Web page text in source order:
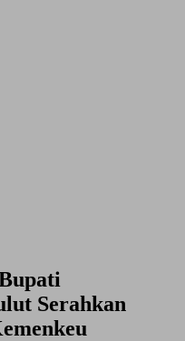
Serahkan